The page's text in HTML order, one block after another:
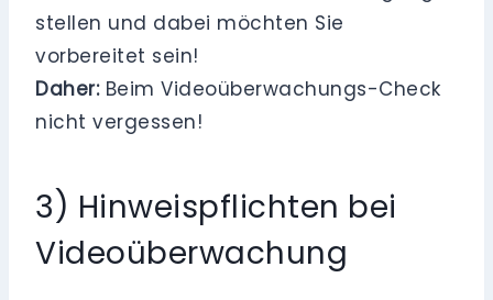
stellen und dabei möchten Sie
vorbereitet sein!
Daher:Beim Videoüberwachungs-Check
nicht vergessen!
3) Hinweispflichten bei
Videoüberwachung